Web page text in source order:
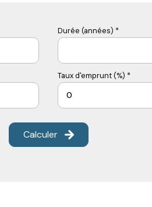
Durée (années) *
Taux d'emprunt (%) *
Calculer